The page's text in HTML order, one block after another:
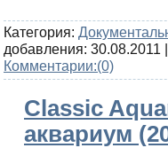
Категория:
добавления: 30.08.2011
Комментарии:(0)
Classic
аквариум